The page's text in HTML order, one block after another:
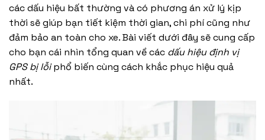
các dấu hiệu bất thường và có phương án xử lý kịp
thời sẽ giúp bạn tiết kiệm thời gian, chi phí cũng như
đảm bảo an toàn cho xe. Bài viết dưới đây sẽ cung cấp
cho bạn cái nhìn tổng quan về các dấu hiệu định vị
GPS bị lỗiphổ biến cùng cách khắc phục hiệu quả
nhất.